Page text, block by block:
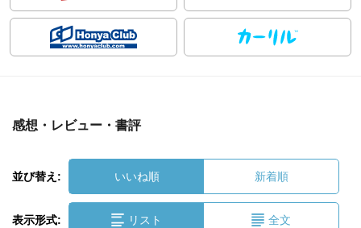
感想・レビュー・書評
並び替え: いいね順 新着順
表示形式: リスト 全文